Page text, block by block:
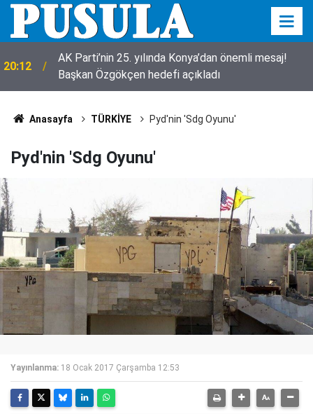
19:00
Çakmak gazı soluyan 5 yaşındaki çocuk yaşamını
yitirdi
Anasayfa TÜRKİYE Pyd'nin 'Sdg Oyunu'
Pyd'nin 'Sdg Oyunu'
Yayınlanma: 18 Ocak 2017 Çarşamba 12:53